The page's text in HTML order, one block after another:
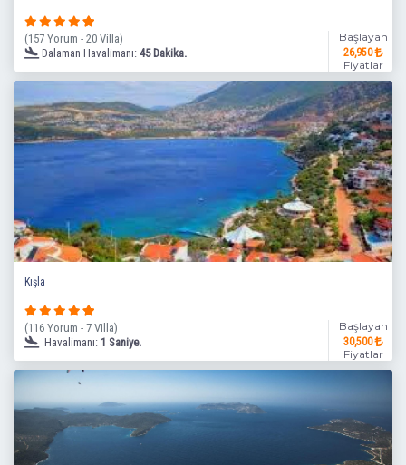
(157 Yorum - 20 Villa)
Dalaman Havalimanı: 45 Dakika.
Başlayan
26,950
Fiyatlar
Kışla
(116 Yorum - 7 Villa)
Havalimanı: 1 Saniye.
Başlayan
30,500
Fiyatlar